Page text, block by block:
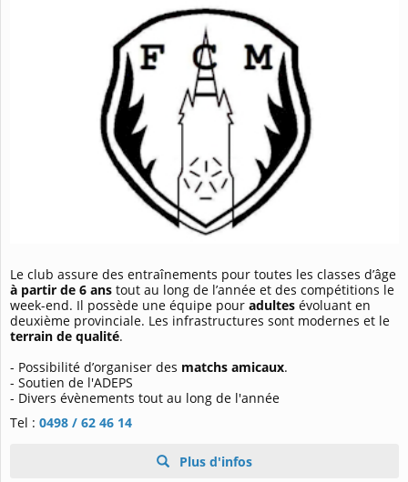
Le club assure des entraînements pour toutes les classes d’âge
à partir de 6 ans tout au long de l’année et des compétitions le
week-end. Il possède une équipe pour adultes évoluant en
deuxième provinciale. Les infrastructures sont modernes et le
terrain de qualité.
- Possibilité d’organiser des matchs amicaux.
- Soutien de l'ADEPS
- Divers évènements tout au long de l'année
Tel : 0498 / 62 46 14
Plus d'infos